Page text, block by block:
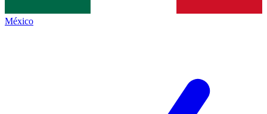
México